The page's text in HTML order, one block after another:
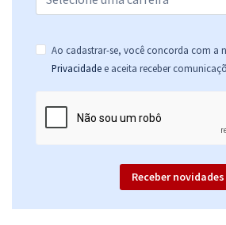
Ao cadastrar-se, você concorda com a
Privacidade e aceita receber
Receber novidades